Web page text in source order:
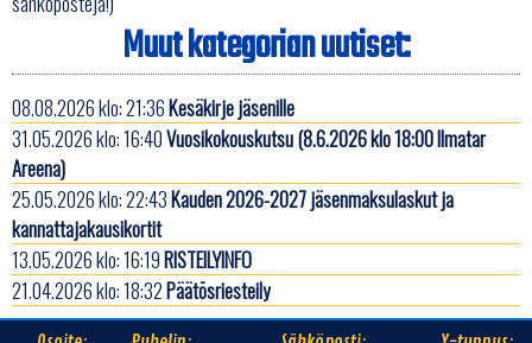
Muut kategorian uutiset:
08.08.2026 klo: 21:36Kesäkirje jäsenille
31.05.2026 klo: 16:40Vuosikokouskutsu (8.6.2026 klo 18:00 Ilmatar
Areena)
25.05.2026 klo: 22:43Kauden 2026-2027 jäsenmaksulaskut ja
kannattajakausikortit
13.05.2026 klo: 16:19RISTEILYINFO
21.04.2026 klo: 18:32Päätösriesteily